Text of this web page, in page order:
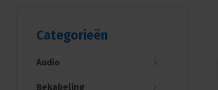
Categorieën
Audio
Bekabeling